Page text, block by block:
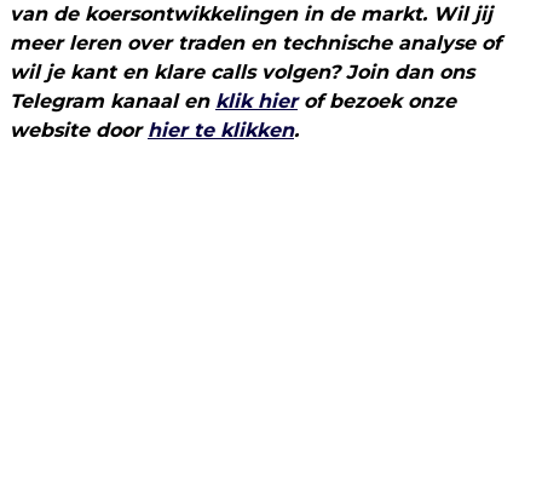
van de koersontwikkelingen in de markt. Wil jij
meer leren over traden en technische analyse of
wil je kant en klare calls volgen? Join dan ons
Telegram kanaal en klik hierof bezoek onze
website door hier te klikken.